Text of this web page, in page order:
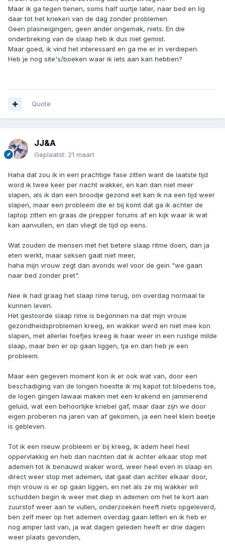
Maar ik ga tegen tienen, soms half uurtje later, naar bed en lig
daar tot het krieken van de dag zonder problemen.
Geen plasneigingen, geen ander ongemak, niets. En die
onderbreking van de slaap heb ik dus niet gemist.
Maar goed, ik vind het interessant en ga me er in verdiepen.
Heb je nog site's/boeken waar ik iets aan kan hebben?
Quote
JJ&A
Geplaatst: 21 maart
Haha dat zou ik in een prachtige fase zitten want de laatste tijd
word ik twee keer per nacht wakker, en kan dan niet meer
slapen, als ik dan een broodje gezond eet kan ik na een tijd weer
slapen, maar een probleem die er bij komt dat ga ik achter de
laptop zitten en graas de prepper forums af en kijk waar ik wat
kan aanvullen, en dan vliegt de tijd op eens.
Wat zouden de mensen met het betere slaap ritme doen, dan ja
eten werkt, maar seksen gaat niet meer,
haha mijn vrouw zegt dan avonds wel voor de gein "we gaan
naar bed zonder pret".
Nee ik had graag het slaap rime terug, om overdag normaal te
kunnen leven.
Het gestoorde slaap rime is begonnen na dat mijn vrouw
gezondheidsproblemen kreeg, en wakker werd en niet mee kon
slapen, met allerlei foefjes kreeg ik haar weer in een rustige milde
slaap, maar ben er op gaan liggen, tja en dan heb je een
probleem.
Maar een gegeven moment kon ik er ook wat van, door een
beschadiging van de longen hoestte ik mij kapot tot bloedens toe,
de logen gingen lawaai maken met een krakend en jammerend
geluid, wat een behoorlijke kriebel gaf, maar daar zijn we door
eigen proberen na jaren van af gekomen, ja een heel klein beetje
is gebleven.
Tot ik een nieuw probleem er bij kreeg, ik adem heel heel
oppervlakkig en heb dan nachten dat ik achter elkaar stop met
ademen tot ik benauwd waker word, weer heel even in slaap en
direct weer stop met ademen, dat gaat dan achter elkaar door,
mijn vrouw is er op gaan liggen, en net als ze mij wakker wil
schudden begin ik weer met diep in ademen om het te kort aan
zuurstof weer aan te vullen, onderzoeken heeft niets opgeleverd,
ben zelf meer op het ademen overdag gaan letten en ik heb er
nog amper last van, ja wat dagen geleden heeft er drie dagen
weer plaats gevonden,